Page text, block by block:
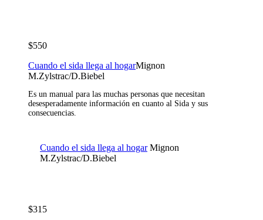
$550
Cuando el sida llega al hogarMignon
M.Zylstrac/D.Biebel
Es un manual para las muchas personas que necesitan
desesperadamente información en cuanto al Sida y sus
consecuencias.
Cuando el sida llega al hogar Mignon
M.Zylstrac/D.Biebel
$315